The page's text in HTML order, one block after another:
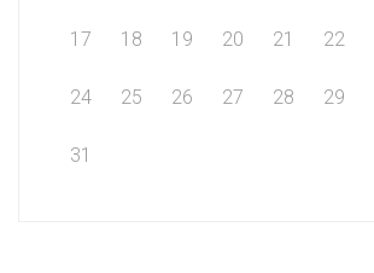
17 18 19 20 21 22
24 25 26 27 28 29
31